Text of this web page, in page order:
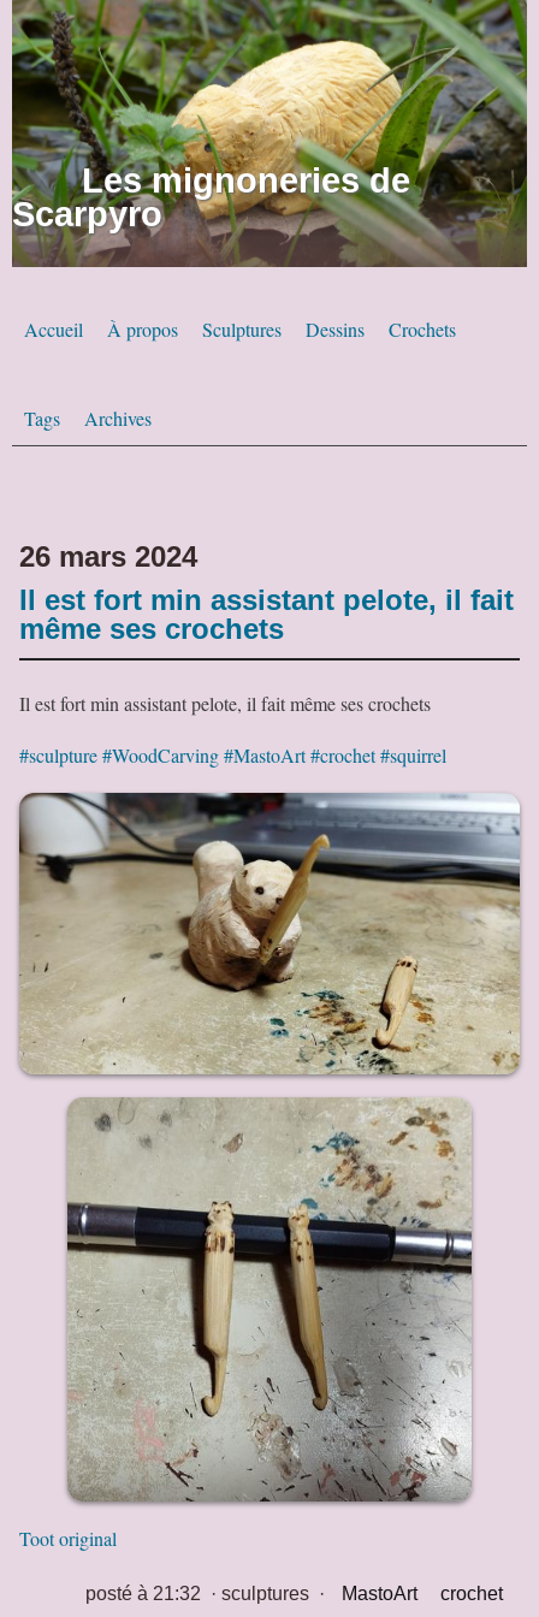
Les mignoneries de
Scarpyro
Accueil À propos Sculptures Dessins Crochets
Tags Archives
26 mars 2024
Il est fort min assistant pelote, il fait
même ses crochets
Il est fort min assistant pelote, il fait même ses crochets
#sculpture#WoodCarving#MastoArt#crochet#squirrel
Toot original
posté à 21:32 · sculptures· MastoArt crochet